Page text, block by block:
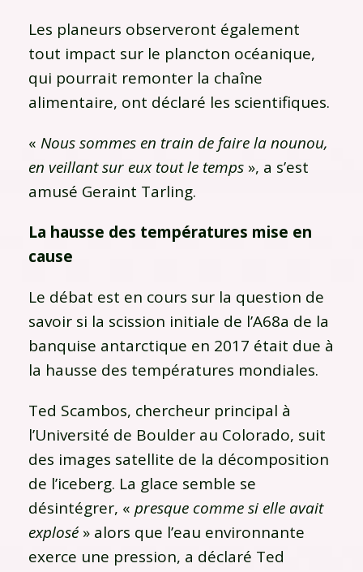
Les planeurs observeront également
tout impact sur le plancton océanique,
qui pourrait remonter la chaîne
alimentaire, ont déclaré les scientifiques.
« Nous sommes en train de faire la nounou,
en veillant sur eux tout le temps », a s’est
amusé Geraint Tarling.
La hausse des températures mise en
cause
Le débat est en cours sur la question de
savoir si la scission initiale de l’A68a de la
banquise antarctique en 2017 était due à
la hausse des températures mondiales.
Ted Scambos, chercheur principal à
l’Université de Boulder au Colorado, suit
des images satellite de la décomposition
de l’iceberg. La glace semble se
désintégrer, « presque comme si elle avait
explosé » alors que l’eau environnante
exerce une pression, a déclaré Ted